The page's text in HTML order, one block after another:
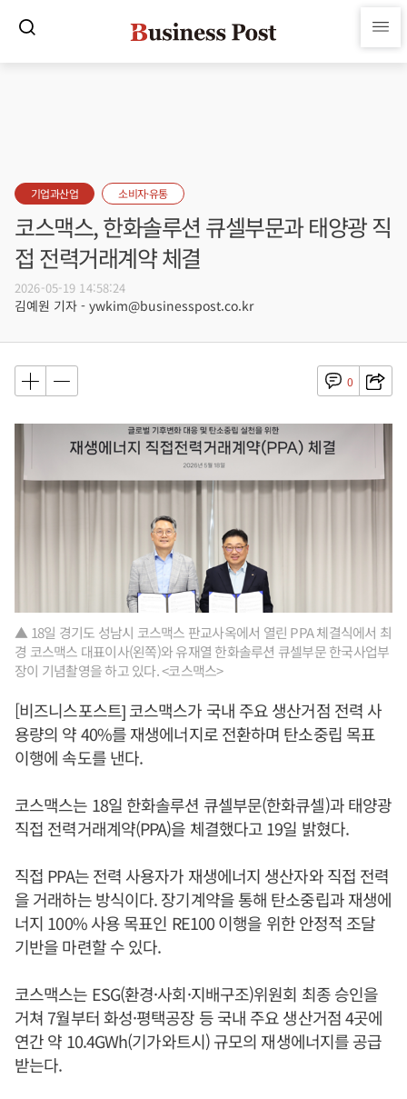
기업과산업 소비자·유통
코스맥스, 한화솔루션 큐셀부문과 태양광 직
접 전력거래계약 체결
2026-05-19 14:58:24
김예원 기자 - ywkim@businesspost.co.kr
0
▲ 18일 경기도 성남시 코스맥스 판교사옥에서 열린 PPA 체결식에서 최
경 코스맥스 대표이사(왼쪽)와 유재열 한화솔루션 큐셀부문 한국사업부
장이 기념촬영을 하고 있다. <코스맥스>
[비즈니스포스트] 코스맥스가 국내 주요 생산거점 전력 사
용량의 약 40%를 재생에너지로 전환하며 탄소중립 목표
이행에 속도를 낸다.
코스맥스는 18일 한화솔루션 큐셀부문(한화큐셀)과 태양광
직접 전력거래계약(PPA)을 체결했다고 19일 밝혔다.
직접 PPA는 전력 사용자가 재생에너지 생산자와 직접 전력
을 거래하는 방식이다. 장기계약을 통해 탄소중립과 재생에
너지 100% 사용 목표인 RE100 이행을 위한 안정적 조달
기반을 마련할 수 있다.
코스맥스는 ESG(환경·사회·지배구조)위원회 최종 승인을
거쳐 7월부터 화성·평택공장 등 국내 주요 생산거점 4곳에
연간 약 10.4GWh(기가와트시) 규모의 재생에너지를 공급
받는다.